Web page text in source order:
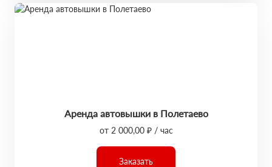
Аренда автовышки в Полетаево
от 2 000,00 ₽ / час
Заказать